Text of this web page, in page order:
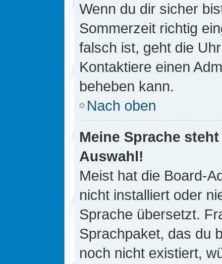
Wenn du dir sicher
Sommerzeit richtig
falsch ist, geht die
Kontaktiere einen
beheben kann.
Nach oben
Meine Sprache
Auswahl!
Meist hat die Board-
nicht installiert oder
Sprache übersetzt.
Sprachpaket, das du
noch nicht existiert,